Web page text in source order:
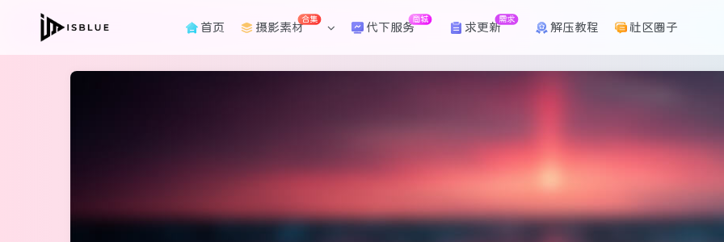
首页 摄影素材
合集
代下服务
商城
求更新
需求
解压教程 社区圈子